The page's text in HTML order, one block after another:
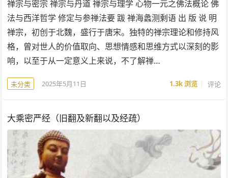
禅宗与密宗 禅宗与丹道 禅宗与理学 心物一元之佛法概论 佛
法与西洋哲学 修定与参禅法要 跋 禅海蠡测剩语 出 版 说 明
禅宗，初创于北魏，盛行于唐宋。独特的禅宗理论和修持风
格，曾对世人的价值取向、思想情感和思维方式以深刻的影
响，以至于从一定意义上来说，不了解禅…
未分类 2025年5月11日 1.3k浏览 评论
大乘密严经（旧翻及新翻以及经疏）